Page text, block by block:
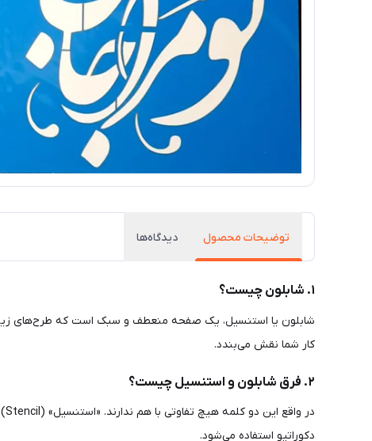
توضیحات محصول دیدگاه‌ها
۱. شابلون چیست؟
شابلون یا استنسیل، یک صفحه منعطف و سبک است که طرح‌های
کار شما نقش می‌بندد.
۲. فرق شابلون و استنسیل چیست؟
در واقع این دو کلمه هیچ تفاوتی با هم ندارند. «استنسیل» (Stencil) واژه تخصصی و بین‌المللی این محصول است و
دکوراتیو استفاده می‌شود.